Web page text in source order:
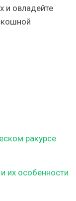
и овладейте
ракурсе
их особенности